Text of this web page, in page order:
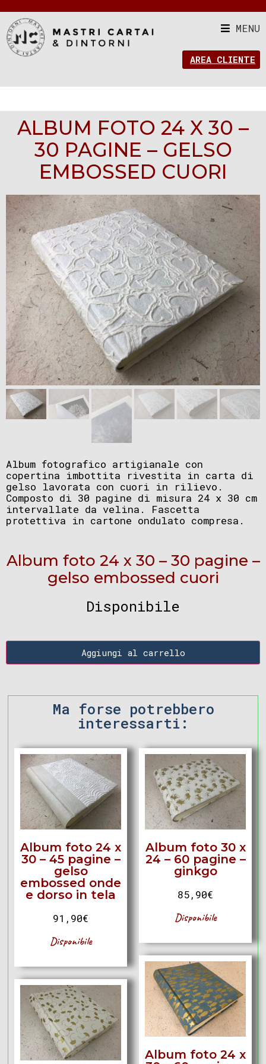
MENU
AREA CLIENTE
ALBUM FOTO 24 X 30 –
30 PAGINE – GELSO
EMBOSSED CUORI
Album fotografico artigianale con
copertina imbottita rivestita in carta di
gelso lavorata con cuori in rilievo.
Composto di 30 pagine di misura 24 x 30 cm
intervallate da velina. Fascetta
protettiva in cartone ondulato compresa.
Album foto 24 x 30 – 30 pagine –
gelso embossed cuori
Disponibile
Aggiungi al carrello
Ma forse potrebbero
interessarti:
Album foto 24 x
30 – 45 pagine –
gelso
embossed onde
e dorso in tela
91,90€
Disponibile
Album foto 30 x
24 – 60 pagine –
ginkgo
85,90€
Disponibile
Album foto 24 x